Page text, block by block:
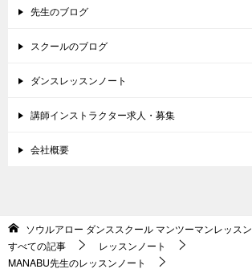
先生のブログ
スクールのブログ
ダンスレッスンノート
講師インストラクター求人・募集
会社概要
ソウルアロー ダンススクール マンツーマンレッスン
すべての記事
レッスンノート
MANABU先生のレッスンノート